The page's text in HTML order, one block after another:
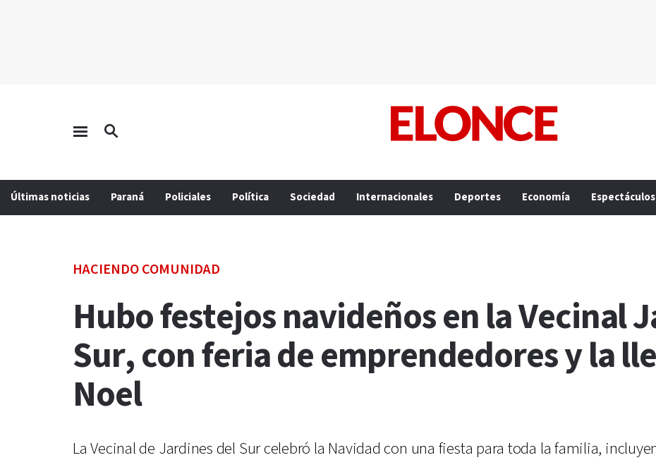
Últimas noticias Paraná Policiales Política Sociedad Internacionales Deportes Economía Espectáculos
HACIENDO COMUNIDAD
Hubo festejos navideños en la Vecinal
Sur, con feria de emprendedores y la
Noel
La Vecinal de Jardines del Sur celebró la Navidad con una fiesta para toda la familia,